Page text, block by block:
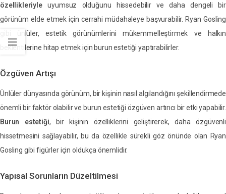
özellikleriyleuyumsuz olduğunu hissedebilir ve daha dengeli bir
görünüm elde etmek için cerrahi müdahaleye başvurabilir. Ryan Gosling
gibi ünlüler, estetik görünümlerini mükemmelleştirmek ve halkın
beklentilerine hitap etmek için burun estetiği yaptırabilirler.
Özgüven Artışı
Ünlüler dünyasında görünüm, bir kişinin nasıl algılandığını şekillendirmede
önemli bir faktör olabilir ve burun estetiği özgüven artırıcı bir etki yapabilir.
Burun estetiği, bir kişinin özelliklerini geliştirerek, daha özgüvenli
hissetmesini sağlayabilir, bu da özellikle sürekli göz önünde olan Ryan
Gosling gibi figürler için oldukça önemlidir.
Yapısal Sorunların Düzeltilmesi